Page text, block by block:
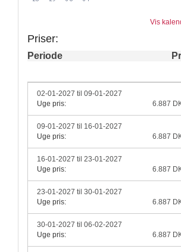
Vis
Priser:
Periode
02-01-2027 til 09-01-2027
Uge pris:
6.887
09-01-2027 til 16-01-2027
Uge pris:
6.887
16-01-2027 til 23-01-2027
Uge pris:
6.887
23-01-2027 til 30-01-2027
Uge pris:
6.887
30-01-2027 til 06-02-2027
Uge pris:
6.887